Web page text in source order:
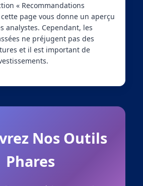
« Recommandations
cette page vous donne un aperçu
analystes. Cependant, les
ne préjugent pas des
et il est important de
Nos Outils
Phares